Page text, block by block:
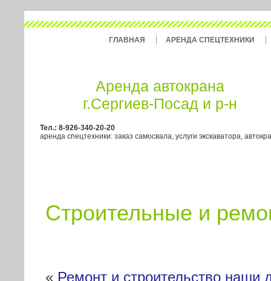
Аренда автокрана
г.Сергиев-Посад и р-н
Тел.: 8-926-340-20-20
аренда спецтехники: заказ самосвала, услуги экскаватора,
ГЛАВНАЯ АРЕНДА СПЕЦТЕХНИКИ
Строительные и
« Ремонт и строительство наши